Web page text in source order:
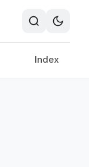
Index